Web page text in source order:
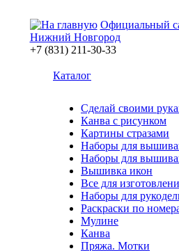
Официальный
Нижний Новгород
+7 (831) 211-30-33
Каталог
Сделай своими
Канва с рисунком
Картины стразами
Наборы для
Наборы для
Вышивка икон
Все для
Наборы для
Раскраски по
Мулине
Канва
Пряжа. Мотки